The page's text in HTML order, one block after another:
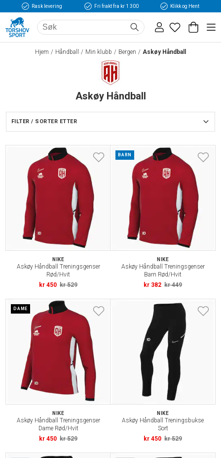
Rask levering Fri frakt fra kr 1 300 Klikk og Hent
Hjem Håndball Min klubb Bergen Askøy Håndball
Askøy Håndball
FILTER / SORTER ETTER
NIKE
Askøy Håndball Treningsgenser
Rød/Hvit
kr 450 kr 529
BARN
NIKE
Askøy Håndball Treningsgenser
Barn Rød/Hvit
kr 382 kr 449
DAME
NIKE
Askøy Håndball Treningsgenser
Dame Rød/Hvit
kr 450 kr 529
NIKE
Askøy Håndball Treningsbukse
Sort
kr 450 kr 529